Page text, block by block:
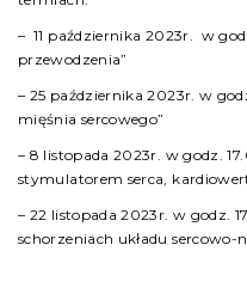
– 11 października 2023r. w
przewodzenia”
– 25 października 2023r. w
mięśnia sercowego”
– 8 listopada 2023r. w godz.
stymulatorem serca,
– 22 listopada 2023r. w godz.
schorzeniach układu sercowo-